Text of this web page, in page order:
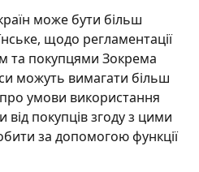
може бути більш
щодо регламентації
та покупцями Зокрема
можуть вимагати більш
умови використання
покупців згоду з цими
за допомогою функції